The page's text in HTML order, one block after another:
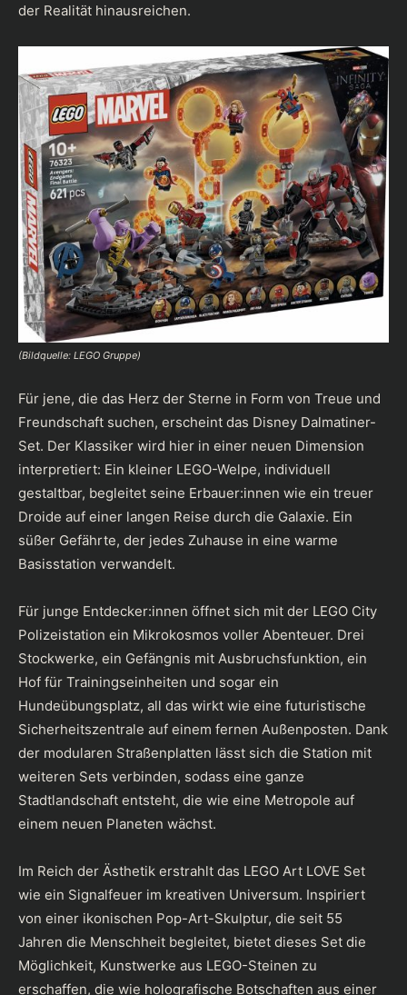
der Realität hinausreichen.
(Bildquelle: LEGO Gruppe)
Für jene, die das Herz der Sterne in Form von Treue und
Freundschaft suchen, erscheint das Disney Dalmatiner-
Set. Der Klassiker wird hier in einer neuen Dimension
interpretiert: Ein kleiner LEGO-Welpe, individuell
gestaltbar, begleitet seine Erbauer:innen wie ein treuer
Droide auf einer langen Reise durch die Galaxie. Ein
süßer Gefährte, der jedes Zuhause in eine warme
Basisstation verwandelt.
Für junge Entdecker:innen öffnet sich mit der LEGO City
Polizeistation ein Mikrokosmos voller Abenteuer. Drei
Stockwerke, ein Gefängnis mit Ausbruchsfunktion, ein
Hof für Trainingseinheiten und sogar ein
Hundeübungsplatz, all das wirkt wie eine futuristische
Sicherheitszentrale auf einem fernen Außenposten. Dank
der modularen Straßenplatten lässt sich die Station mit
weiteren Sets verbinden, sodass eine ganze
Stadtlandschaft entsteht, die wie eine Metropole auf
einem neuen Planeten wächst.
Im Reich der Ästhetik erstrahlt das LEGO Art LOVE Set
wie ein Signalfeuer im kreativen Universum. Inspiriert
von einer ikonischen Pop-Art-Skulptur, die seit 55
Jahren die Menschheit begleitet, bietet dieses Set die
Möglichkeit, Kunstwerke aus LEGO-Steinen zu
erschaffen, die wie holografische Botschaften aus einer